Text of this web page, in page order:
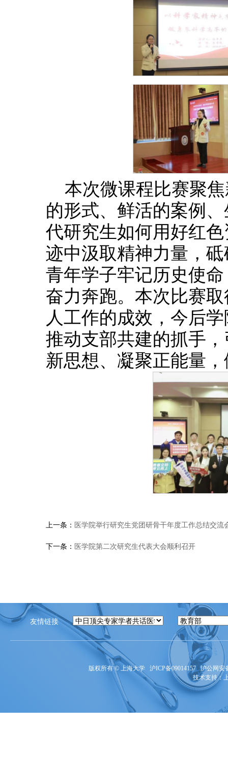
本次微课程比赛聚
的形式、鲜活的案例
代研究生如何用好红
迹中汲取精神力量，
青年学子牢记历史使
奋力奔跑。本次比赛
人工作的成效，今后
推动支部共建的抓手
新思想、凝聚正能量
上一条： 医学院举行研究生党团研骨干年度工作总结交流
下一条： 医学院第二次研究生代表大会顺利召开
友情链接
版权所有 © 上海大学 沪ICP备09014157 沪公网安
技术支持：